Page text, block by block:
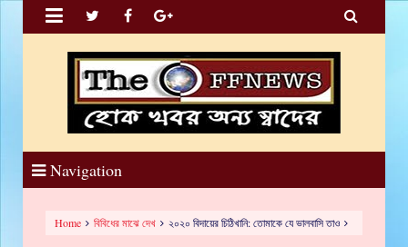
 
Navigation
Home বিবিধের মাঝে দেখ ২০২০ বিদায়ের চিঠিখানি: তোমাকে যে ভালবাসি তাও